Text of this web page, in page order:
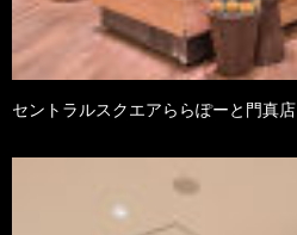
セントラルスクエアららぽーと門真店